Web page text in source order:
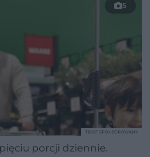
5
porcji dziennie.
TEKST SPONSOROWANY